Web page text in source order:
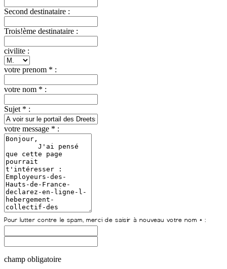
Second destinataire :
Trois!ème destinataire :
civilite :
votre prenom * :
votre nom * :
Sujet * :
votre message * :
champ obligatoire